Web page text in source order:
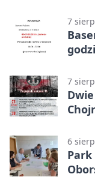
7
7
6
Park